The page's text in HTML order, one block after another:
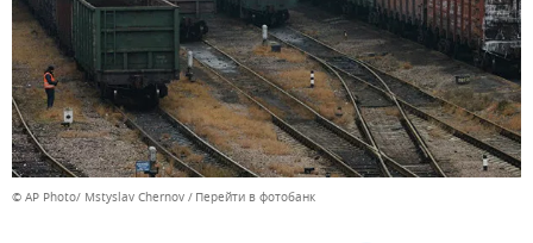
© AP Photo/ Mstyslav Chernov Перейти в фотобанк